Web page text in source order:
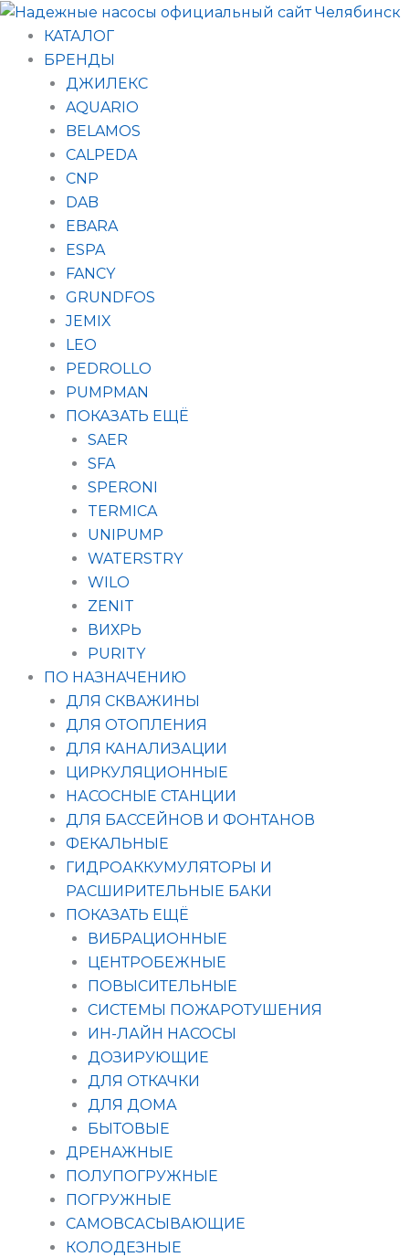
Перейти
содержимому
КАТАЛОГ
БРЕНДЫ
ДЖИЛЕКС
AQUARIO
BELAMOS
CALPEDA
CNP
DAB
EBARA
ESPA
FANCY
GRUNDFOS
JEMIX
LEO
PEDROLLO
PUMPMAN
ПОКАЗАТЬ ЕЩЁ
SAER
SFA
SPERONI
TERMICA
UNIPUMP
WATERSTRY
WILO
ZENIT
ВИХРЬ
PURITY
ПО НАЗНАЧЕНИЮ
ДЛЯ СКВАЖИНЫ
ДЛЯ ОТОПЛЕНИЯ
ДЛЯ КАНАЛИЗАЦИИ
ЦИРКУЛЯЦИОННЫЕ
НАСОСНЫЕ СТАНЦИИ
ДЛЯ БАССЕЙНОВ И ФОНТАНОВ
ФЕКАЛЬНЫЕ
ГИДРОАККУМУЛЯТОРЫ И
РАСШИРИТЕЛЬНЫЕ БАКИ
ПОКАЗАТЬ ЕЩЁ
ВИБРАЦИОННЫЕ
ЦЕНТРОБЕЖНЫЕ
ПОВЫСИТЕЛЬНЫЕ
СИСТЕМЫ ПОЖАРОТУШЕНИЯ
ИН-ЛАЙН НАСОСЫ
ДОЗИРУЮЩИЕ
ДЛЯ ОТКАЧКИ
ДЛЯ ДОМА
БЫТОВЫЕ
ДРЕНАЖНЫЕ
ПОЛУПОГРУЖНЫЕ
ПОГРУЖНЫЕ
САМОВСАСЫВАЮЩИЕ
КОЛОДЕЗНЫЕ
Поиск
товаров